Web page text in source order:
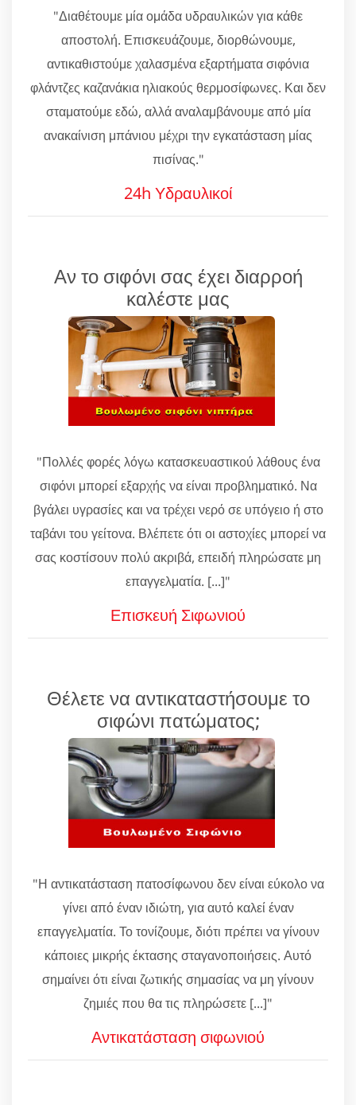
"Διαθέτουμε μία ομάδα υδραυλικών για κάθε
αποστολή. Επισκευάζουμε, διορθώνουμε,
αντικαθιστούμε χαλασμένα εξαρτήματα σιφόνια
φλάντζες καζανάκια ηλιακούς θερμοσίφωνες. Και δεν
σταματούμε εδώ, αλλά αναλαμβάνουμε από μία
ανακαίνιση μπάνιου μέχρι την εγκατάσταση μίας
πισίνας."
24h Υδραυλικοί
Αν το σιφόνι σας έχει διαρροή
καλέστε μας
"Πολλές φορές λόγω κατασκευαστικού λάθους ένα
σιφόνι μπορεί εξαρχής να είναι προβληματικό. Να
βγάλει υγρασίες και να τρέχει νερό σε υπόγειο ή στο
ταβάνι του γείτονα. Βλέπετε ότι οι αστοχίες μπορεί να
σας κοστίσουν πολύ ακριβά, επειδή πληρώσατε μη
επαγγελματία. [...]"
Επισκευή Σιφωνιού
Θέλετε να αντικαταστήσουμε το
σιφώνι πατώματος;
"Η αντικατάσταση πατοσίφωνου δεν είναι εύκολο να
γίνει από έναν ιδιώτη, για αυτό καλεί έναν
επαγγελματία. Το τονίζουμε, διότι πρέπει να γίνουν
κάποιες μικρής έκτασης σταγανοποιήσεις. Αυτό
σημαίνει ότι είναι ζωτικής σημασίας να μη γίνουν
ζημιές που θα τις πληρώσετε [...]"
Αντικατάσταση σιφωνιού